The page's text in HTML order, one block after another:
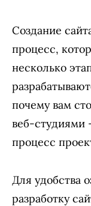
Создание
процесс,
несколько
почему вам
веб-студиями
процесс
Для удобства
разработку